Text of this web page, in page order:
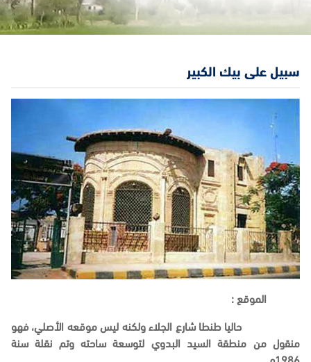
سبيل على بيك الكبير
الموقع :
حاليا طنطا شارع الجلاء ولكنه ليس موقعه الأصلي، فهو
منقول من منطقة السيد البدوي لتوسعة ساحته وتم نقلة سنة